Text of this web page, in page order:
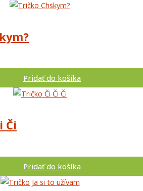
Pridať do košíka
Či
Pridať do košíka